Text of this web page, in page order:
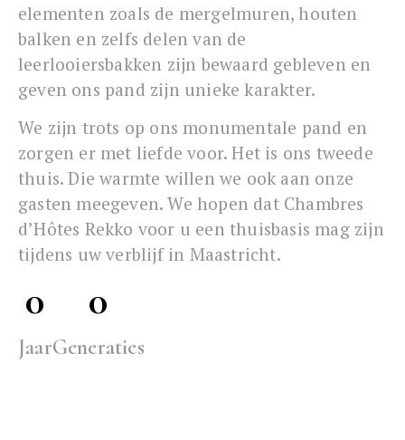
elementen zoals de mergelmuren, houten
balken en zelfs delen van de
leerlooiersbakken zijn bewaard gebleven en
geven ons pand zijn unieke karakter.
We zijn trots op ons monumentale pand en
zorgen er met liefde voor. Het is ons tweede
thuis. Die warmte willen we ook aan onze
gasten meegeven. We hopen dat Chambres
d’Hôtes Rekko voor u een thuisbasis mag zijn
tijdens uw verblijf in Maastricht.
Jaar
0
Generaties
0